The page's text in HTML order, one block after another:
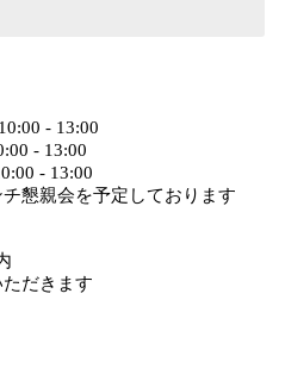
- 13:00
- 13:00
- 13:00
懇親会を予定しております
だきます